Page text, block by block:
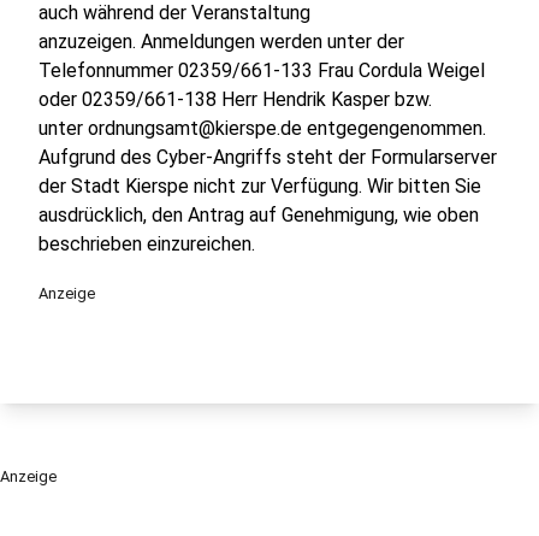
auch während der Veranstaltung
anzuzeigen. Anmeldungen werden unter der
Telefonnummer 02359/661-133 Frau Cordula Weigel
oder 02359/661-138 Herr Hendrik Kasper bzw.
unter ordnungsamt@kierspe.de entgegengenommen.
Aufgrund des Cyber-Angriffs steht der Formularserver
der Stadt Kierspe nicht zur Verfügung. Wir bitten Sie
ausdrücklich, den Antrag auf Genehmigung, wie oben
beschrieben einzureichen.
Anzeige
Anzeige